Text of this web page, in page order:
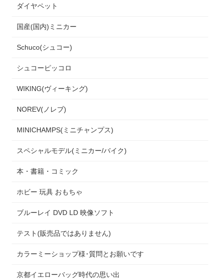
ダイヤペット
国産(国内)ミニカー
Schuco(シュコー)
シュコーピッコロ
WIKING(ヴィーキング)
NOREV(ノレブ)
MINICHAMPS(ミニチャンプス)
スペシャルモデル(ミニカー/バイク)
本・書籍・コミック
ホビー 玩具 おもちゃ
ブルーレイ DVD LD 映像ソフト
テスト(販売品ではありません)
カラーミーショップ様･質問とお願いです
京都イエローバッグ時代の思い出